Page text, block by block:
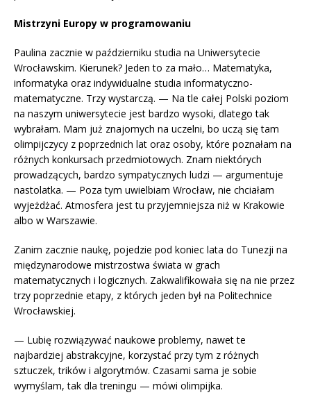
Mistrzyni Europy w programowaniu
Paulina zacznie w październiku studia na Uniwersytecie
Wrocławskim. Kierunek? Jeden to za mało… Matematyka,
informatyka oraz indywidualne studia informatyczno-
matematyczne. Trzy wystarczą. — Na tle całej Polski poziom
na naszym uniwersytecie jest bardzo wysoki, dlatego tak
wybrałam. Mam już znajomych na uczelni, bo uczą się tam
olimpijczycy z poprzednich lat oraz osoby, które poznałam na
różnych konkursach przedmiotowych. Znam niektórych
prowadzących, bardzo sympatycznych ludzi — argumentuje
nastolatka. — Poza tym uwielbiam Wrocław, nie chciałam
wyjeżdżać. Atmosfera jest tu przyjemniejsza niż w Krakowie
albo w Warszawie.
Zanim zacznie naukę, pojedzie pod koniec lata do Tunezji na
międzynarodowe mistrzostwa świata w grach
matematycznych i logicznych. Zakwalifikowała się na nie przez
trzy poprzednie etapy, z których jeden był na Politechnice
Wrocławskiej.
— Lubię rozwiązywać naukowe problemy, nawet te
najbardziej abstrakcyjne, korzystać przy tym z różnych
sztuczek, trików i algorytmów. Czasami sama je sobie
wymyślam, tak dla treningu — mówi olimpijka.